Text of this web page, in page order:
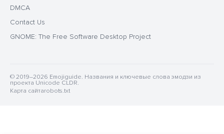
DMCA
Contact Us
GNOME: The Free Software Desktop Project
© 2019–2026 Emojiguide. Названия и ключевые слова эмодзи из
проекта Unicode CLDR.
Карта сайтаrobots.txt